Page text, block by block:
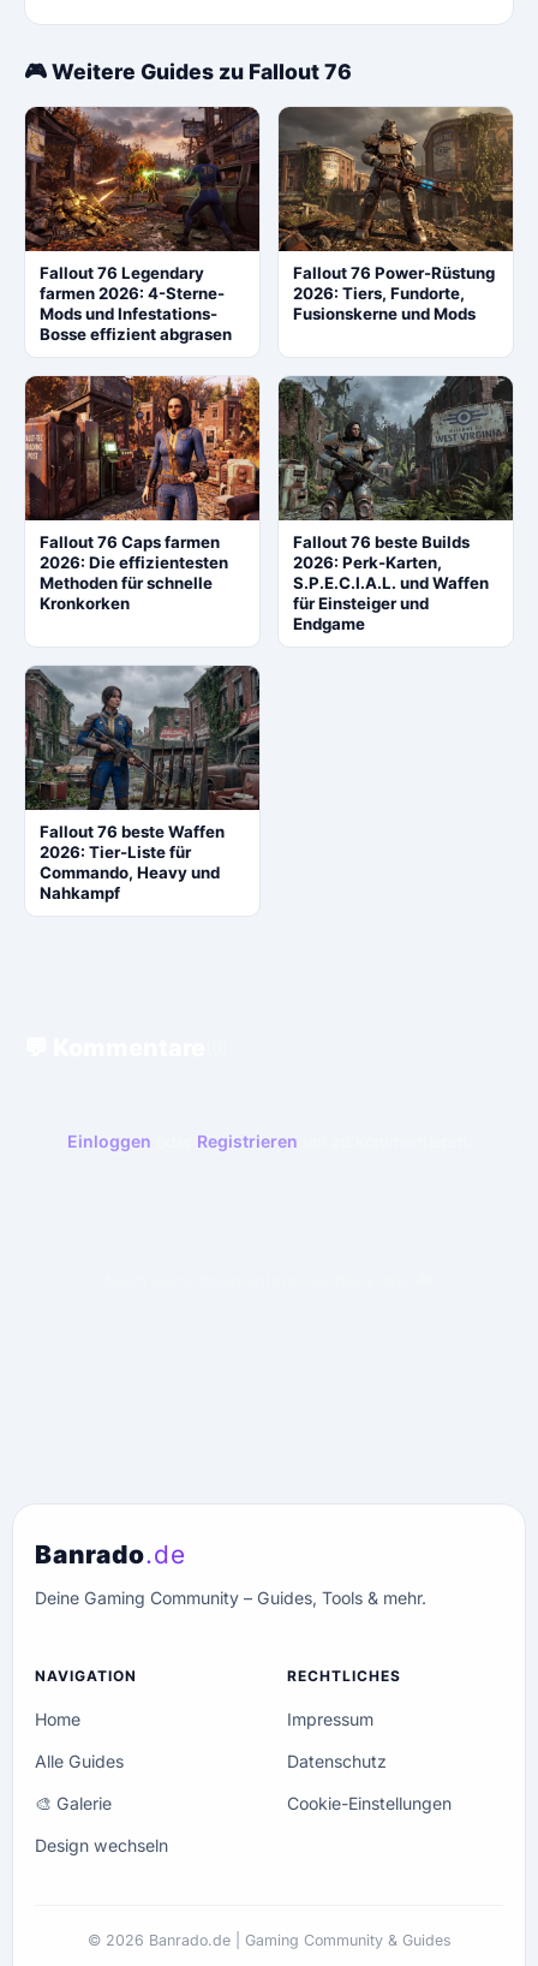
🎮 Weitere Guides zu Fallout 76
Fallout 76 Legendary
farmen 2026: 4-Sterne-
Mods und Infestations-
Bosse effizient abgrasen
Fallout 76 Power-Rüstung
2026: Tiers, Fundorte,
Fusionskerne und Mods
Fallout 76 Caps farmen
2026: Die effizientesten
Methoden für schnelle
Kronkorken
Fallout 76 beste Builds
2026: Perk-Karten,
S.P.E.C.I.A.L. und Waffen
für Einsteiger und
Endgame
Fallout 76 beste Waffen
2026: Tier-Liste für
Commando, Heavy und
Nahkampf
Einloggen Registrieren
Banrado.de
Deine Gaming Community – Guides, Tools & mehr.
NAVIGATION
Home
Alle Guides
🎨 Galerie
Design wechseln
RECHTLICHES
Impressum
Datenschutz
Cookie-Einstellungen
© 2026 Banrado.de | Gaming Community & Guides